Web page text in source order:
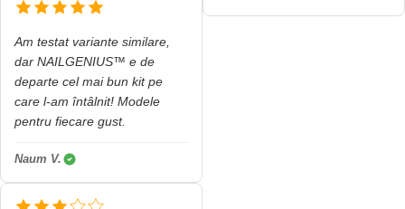
Am testat variante similare,
dar NAILGENIUS™ e de
departe cel mai bun kit pe
care l-am întâlnit! Modele
pentru fiecare gust.
Naum V.